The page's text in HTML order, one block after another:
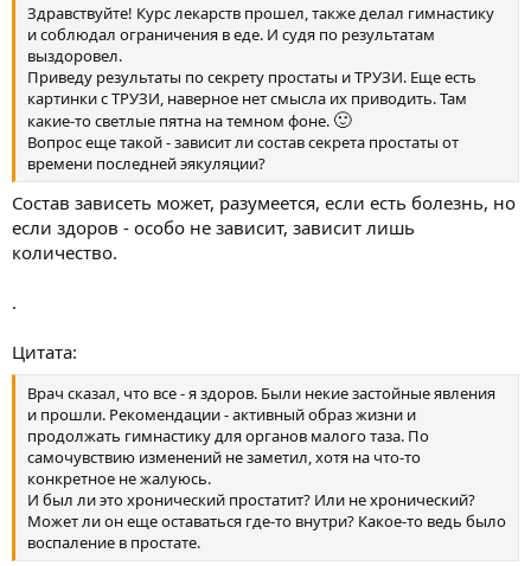
Здравствуйте! Курс лекарств прошел, также делал гимнастику
и соблюдал ограничения в еде. И судя по результатам
выздоровел.
Приведу результаты по секрету простаты и ТРУЗИ. Еще есть
картинки с ТРУЗИ, наверное нет смысла их приводить. Там
какие-то светлые пятна на темном фоне. 🙂
Вопрос еще такой - зависит ли состав секрета простаты от
времени последней эякуляции?
Состав зависеть может, разумеется, если есть болезнь, но
если здоров - особо не зависит, зависит лишь
количество.
.
Цитата:
Врач сказал, что все - я здоров. Были некие застойные явления
и прошли. Рекомендации - активный образ жизни и
продолжать гимнастику для органов малого таза. По
самочувствию изменений не заметил, хотя на что-то
конкретное не жалуюсь.
И был ли это хронический простатит? Или не хронический?
Может ли он еще оставаться где-то внутри? Какое-то ведь было
воспаление в простате.